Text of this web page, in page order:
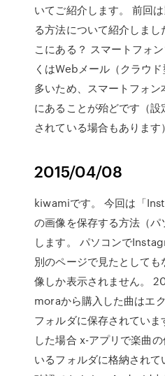
いてご紹介します。 前回
る方法について紹介しま
こにある？ スマートフォ
くはWebメール（クラウ
多いため、スマートフォ
にあることが殆どです（
されている場合もあります
2015/04/08
kiwamiです。 今回は「
の画像を保存する方法（
します。 パソコンで
別のページで見たとして
像しか表示されません。
moraから購入した曲はエ
フォルダに保存されてい
した場合 x-アプリで楽曲
いるフォルダに格納され